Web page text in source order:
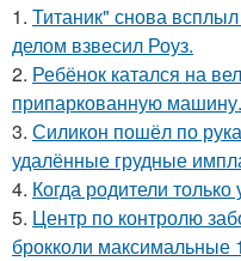
1. Титаник" снова
делом взвесил Роуз.
2. Ребёнок катался на
припаркованную машину.
3. Силикон пошёл по
удалённые грудные
4. Когда родители
5. Центр по контролю
брокколи максимальные